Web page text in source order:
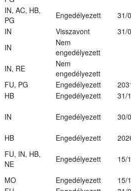
IN, AC, HB,
PG
Engedélyezett
31/
IN Visszavont
31/
IN
Nem
engedélyezett
IN, RE
Nem
engedélyezett
FU, PG Engedélyezett
HB Engedélyezett
31/
IN Engedélyezett 30/
HB Engedélyezett
FU, IN, HB,
NE
Engedélyezett 15/
MO Engedélyezett
15/